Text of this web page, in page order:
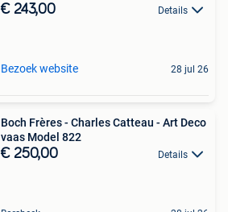
€ 243,00 Details
Bezoek website 28 jul 26
Boch Frères - Charles Catteau - Art Deco
vaas Model 822
€ 250,00 Details